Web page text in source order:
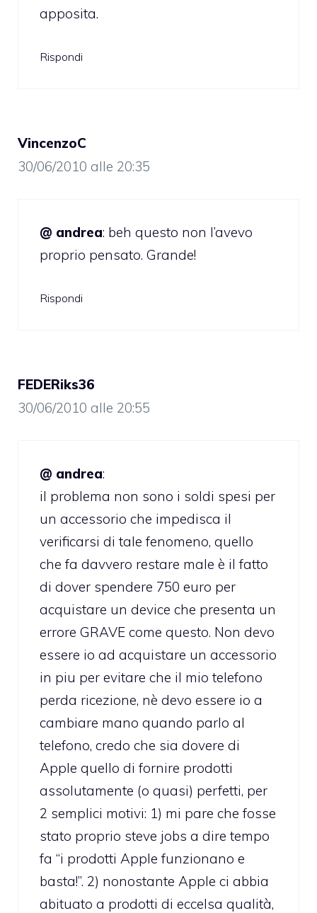
apposita.
Rispondi
VincenzoC
30/06/2010 alle 20:35
@ andrea: beh questo non l’avevo
proprio pensato. Grande!
Rispondi
FEDERiks36
30/06/2010 alle 20:55
@ andrea:
il problema non sono i soldi spesi per
un accessorio che impedisca il
verificarsi di tale fenomeno, quello
che fa davvero restare male è il fatto
di dover spendere 750 euro per
acquistare un device che presenta un
errore GRAVE come questo. Non devo
essere io ad acquistare un accessorio
in piu per evitare che il mio telefono
perda ricezione, nè devo essere io a
cambiare mano quando parlo al
telefono, credo che sia dovere di
Apple quello di fornire prodotti
assolutamente (o quasi) perfetti, per
2 semplici motivi: 1) mi pare che fosse
stato proprio steve jobs a dire tempo
fa “i prodotti Apple funzionano e
basta!”. 2) nonostante Apple ci abbia
abituato a prodotti di eccelsa qualità,